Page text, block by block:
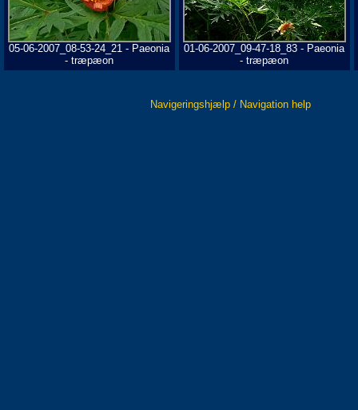
05-06-2007_08-53-24_21 - Paeonia
- træpæon
01-06-2007_09-47-18_83 - Paeonia
- træpæon
Navigeringshjælp / Navigation help